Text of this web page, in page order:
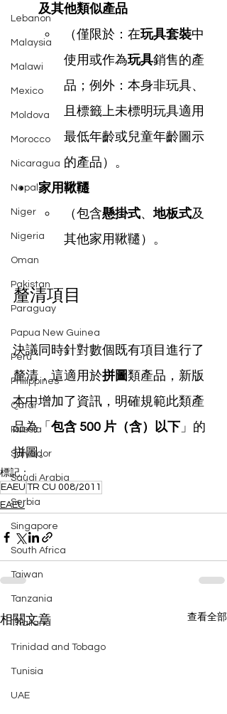
Lebanon
Malaysia
Malawi
Mexico
Moldova
Morocco
Nicaragua
Nepal
Niger
Nigeria
Oman
Pakistan
Paraguay
Papua New Guinea
Peru
Philippines
Qatar
Russia
Salvador
Saudi Arabia
Serbia
Singapore
South Africa
Taiwan
Tanzania
Thailand
Trinidad and Tobago
Tunisia
UAE
及其他類似產品
（僅限於：在玩具套裝中
使用或作為玩具銷售的產
品；例外：本身非玩具、
且標籤上未標明玩具適用
最低年齡或兒童年齡圖示
的產品）。
家用鞦韆
（包含懸掛式、地板式及
其他家用鞦韆）。
釐清項目
決議同時針對數個既有項目進行了
釐清，這適用於拼圖類產品，新版
本中增加了資訊，明確規範此類產
品為「 包含 500 片（含）以下 」的
拼圖。
標記：
EAEU TR CU 008/2011
EAEU
相關文章 查看全部